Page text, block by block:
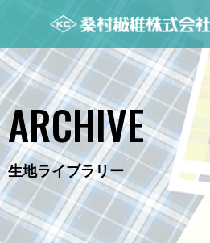
ARCHIVE
生地ライブラリー